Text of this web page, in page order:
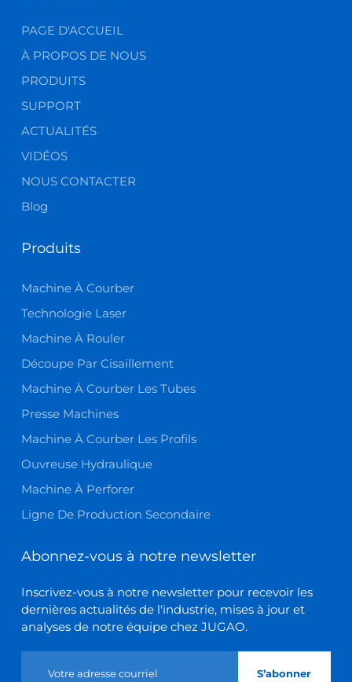
PAGE D'ACCUEIL
À PROPOS DE NOUS
PRODUITS
SUPPORT
ACTUALITÉS
VIDÉOS
NOUS CONTACTER
Blog
Produits
Machine À Courber
Technologie Laser
Machine À Rouler
Découpe Par Cisaillement
Machine À Courber Les Tubes
Presse Machines
Machine À Courber Les Profils
Ouvreuse Hydraulique
Machine À Perforer
Ligne De Production Secondaire
Abonnez-vous à notre newsletter
Inscrivez-vous à notre newsletter pour recevoir les
dernières actualités de l'industrie, mises à jour et
analyses de notre équipe chez JUGAO.
S’abonner